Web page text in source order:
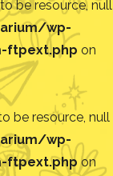
be resource, null
wp-
ftpext.php on
be resource, null
wp-
ftpext.php on